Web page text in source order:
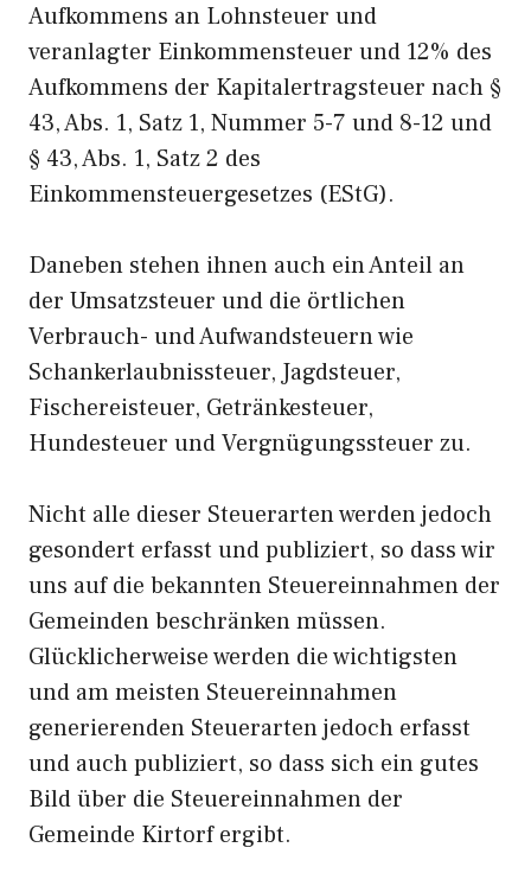
Aufkommens an Lohnsteuer und
veranlagter Einkommensteuer und 12% des
Aufkommens der Kapitalertragsteuer nach §
43, Abs. 1, Satz 1, Nummer 5-7 und 8-12 und
§ 43, Abs. 1, Satz 2 des
Einkommensteuergesetzes (EStG).
Daneben stehen ihnen auch ein Anteil an
der Umsatzsteuer und die örtlichen
Verbrauch- und Aufwandsteuern wie
Schankerlaubnissteuer, Jagdsteuer,
Fischereisteuer, Getränkesteuer,
Hundesteuer und Vergnügungssteuer zu.
Nicht alle dieser Steuerarten werden jedoch
gesondert erfasst und publiziert, so dass wir
uns auf die bekannten Steuereinnahmen der
Gemeinden beschränken müssen.
Glücklicherweise werden die wichtigsten
und am meisten Steuereinnahmen
generierenden Steuerarten jedoch erfasst
und auch publiziert, so dass sich ein gutes
Bild über die Steuereinnahmen der
Gemeinde Kirtorf ergibt.